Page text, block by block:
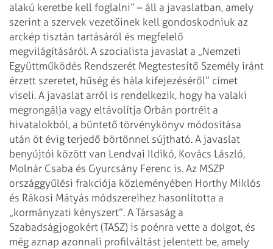
alakú keretbe kell foglalni” – áll a javaslatban, amely
szerint a szervek vezetőinek kell gondoskodniuk az
arckép tisztán tartásáról és megfelelő
megvilágításáról. A szocialista javaslat a „Nemzeti
Együttműködés Rendszerét Megtestesítő Személy iránt
érzett szeretet, hűség és hála kifejezéséről” címet
viseli. A javaslat arról is rendelkezik, hogy ha valaki
megrongálja vagy eltávolítja Orbán portréit a
hivatalokból, a büntető törvénykönyv módosítása
után öt évig terjedő börtönnel sújtható. A javaslat
benyújtói között van Lendvai Ildikó, Kovács László,
Molnár Csaba és Gyurcsány Ferenc is. Az MSZP
országgyűlési frakciója közleményében Horthy Miklós
és Rákosi Mátyás módszereihez hasonlította a
„kormányzati kényszert”. A Társaság a
Szabadságjogokért (TASZ) is poénra vette a dolgot, és
még aznap azonnali profilváltást jelentett be, amely